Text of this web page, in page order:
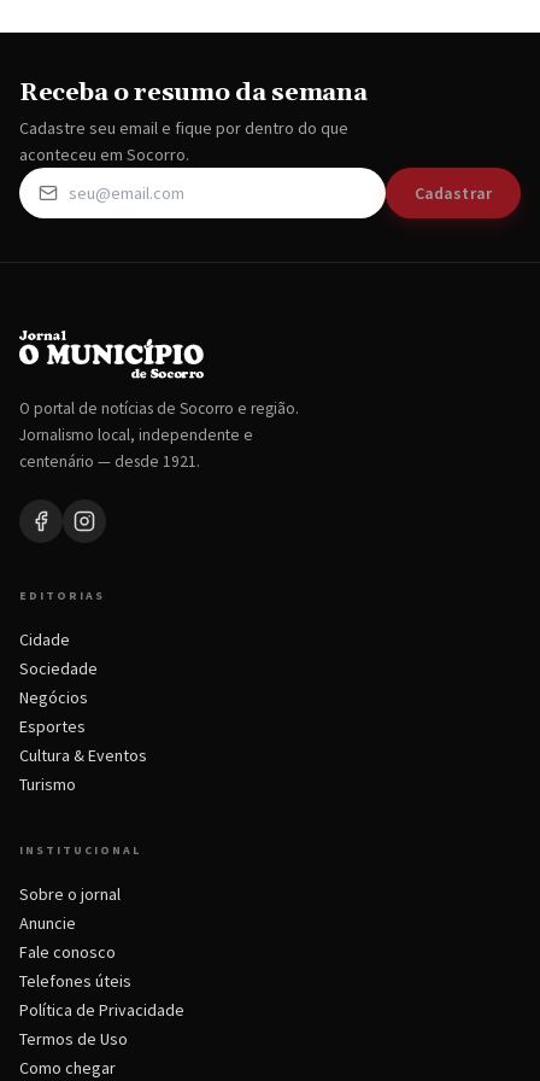
Receba o resumo da semana
Cadastre seu email e fique por dentro do que
aconteceu em Socorro.
Cadastrar
O portal de notícias de Socorro e região.
Jornalismo local, independente e
centenário — desde 1921.
EDITORIAS
Cidade
Sociedade
Negócios
Esportes
Cultura & Eventos
Turismo
INSTITUCIONAL
Sobre o jornal
Anuncie
Fale conosco
Telefones úteis
Política de Privacidade
Termos de Uso
Como chegar